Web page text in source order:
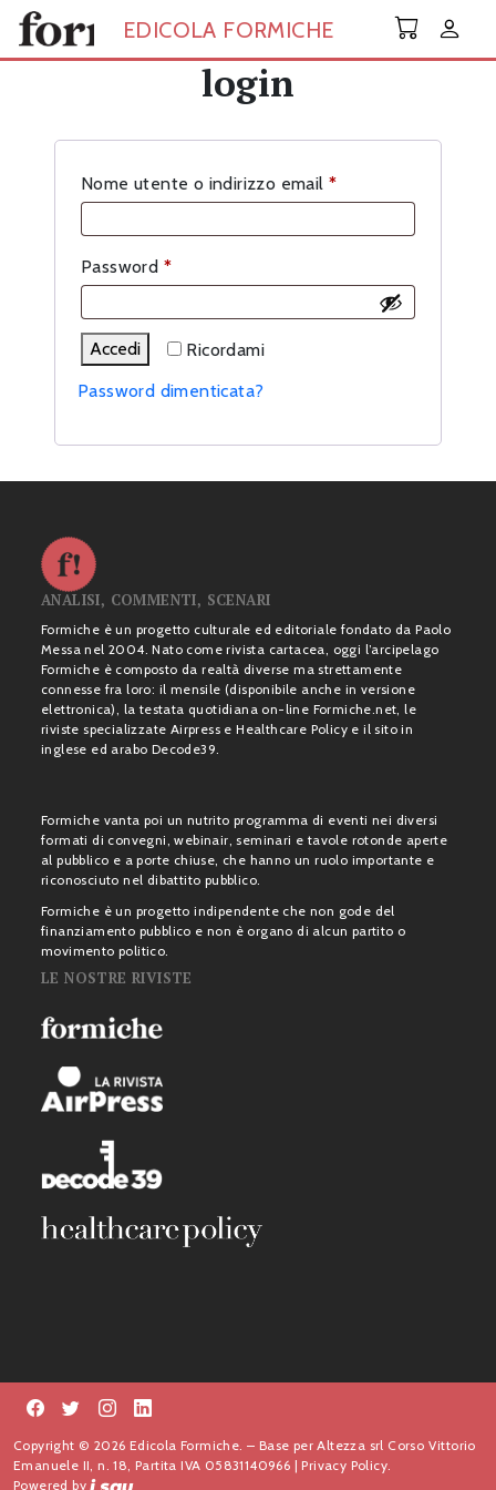
Skip to main content
EDICOLA FORMICHE
login
Nome utente o indirizzo email *Richiesto
Password *Richiesto
Ricordami
Accedi
Password dimenticata?
ANALISI, COMMENTI, SCENARI
Formiche è un progetto culturale ed editoriale fondato da Paolo
Messa nel 2004. Nato come rivista cartacea, oggi l’arcipelago
Formiche è composto da realtà diverse ma strettamente
connesse fra loro: il mensile (disponibile anche in versione
elettronica), la testata quotidiana on-line Formiche.net, le
riviste specializzate Airpress e Healthcare Policy e il sito in
inglese ed arabo Decode39.
Formiche vanta poi un nutrito programma di eventi nei diversi
formati di convegni, webinair, seminari e tavole rotonde aperte
al pubblico e a porte chiuse, che hanno un ruolo importante e
riconosciuto nel dibattito pubblico.
Formiche è un progetto indipendente che non gode del
finanziamento pubblico e non è organo di alcun partito o
movimento politico.
LE NOSTRE RIVISTE
Copyright © 2026 Edicola Formiche. – Base per Altezza srl Corso Vittorio
Emanuele II, n. 18, Partita IVA 05831140966 |Privacy Policy.
Powered by